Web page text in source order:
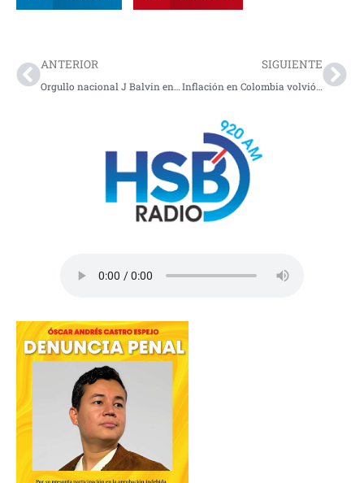
ANTERIOR
Orgullo nacional J Balvin encabezara la ceremonia inaugural de la Copa del mundo 2026
SIGUIENTE
Inflación en Colombia volvió a subir en abril y preocupa a los hogares